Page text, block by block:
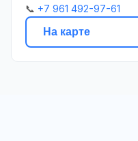
📞 +7 961 492-97-61
На карте